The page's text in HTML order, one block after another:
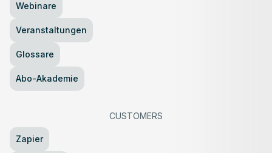
Webinare
Veranstaltungen
Glossare
Abo-Akademie
CUSTOMERS
Zapier